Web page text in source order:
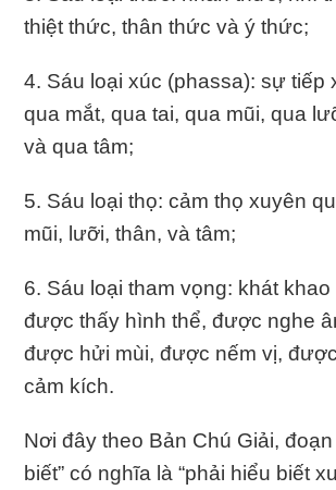
thiệt thức, thân thức và ý thức;
4. Sáu loại xúc (phassa): sự tiếp
qua mắt, qua tai, qua mũi, qua
và qua tâm;
5. Sáu loại thọ: cảm thọ xuyên
mũi, lưỡi, thân, và tâm;
6. Sáu loại tham vọng: khát
được thấy hình thể, được nghe
được hửi mùi, được nếm vị,
cảm kích.
Nơi đây theo Bản Chú Giải, đoạn
biết” có nghĩa là “phải hiểu biết